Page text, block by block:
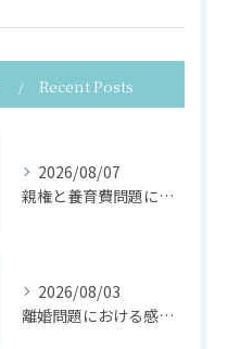
Recent Posts
2026/08/07
親権と養育費問題に寄り添う法律支援
2026/08/03
離婚問題における感情面に配慮した誠実な法律サポート